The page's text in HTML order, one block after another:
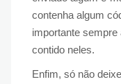
contenha algum
importante
contido neles.
Enfim, só não